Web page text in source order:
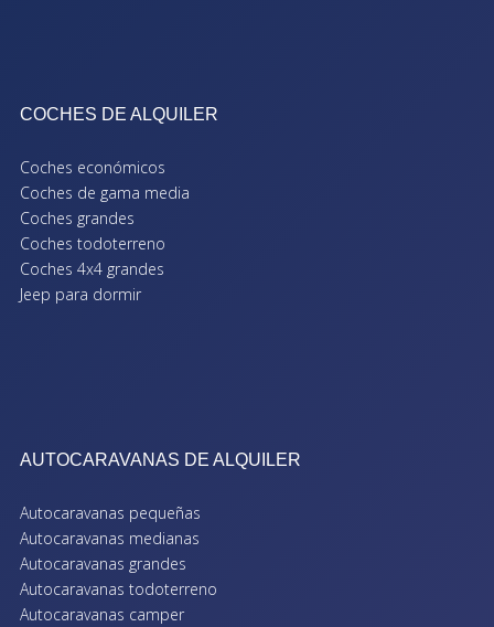
COCHES DE ALQUILER
Coches económicos
Coches de gama media
Coches grandes
Coches todoterreno
Coches 4x4 grandes
Jeep para dormir
AUTOCARAVANAS DE ALQUILER
Autocaravanas pequeñas
Autocaravanas medianas
Autocaravanas grandes
Autocaravanas todoterreno
Autocaravanas camper